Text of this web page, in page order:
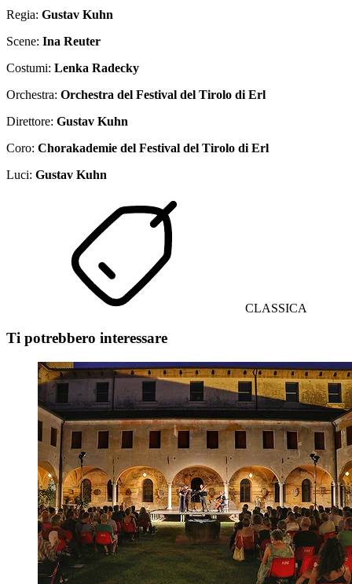
Regia: Gustav Kuhn
Scene: Ina Reuter
Costumi: Lenka Radecky
Orchestra: Orchestra del Festival del Tirolo di Erl
Direttore: Gustav Kuhn
Coro: Chorakademie del Festival del Tirolo di Erl
Luci: Gustav Kuhn
CLASSICA
Ti potrebbero interessare